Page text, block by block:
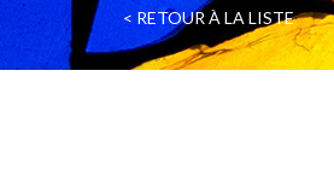
< RETOUR À LA LISTE